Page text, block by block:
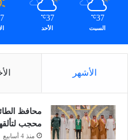
37
℃
السبت
37
℃
الأحد
الأشهر
محافظ
محجب
منذ 4 أسابيع